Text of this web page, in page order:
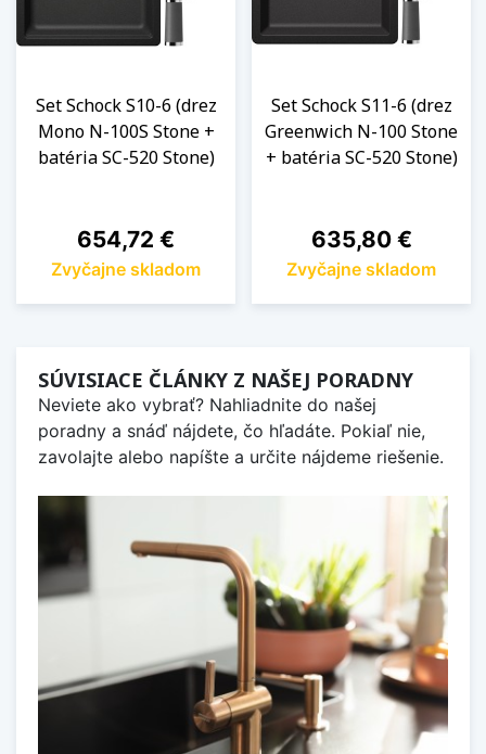
Set Schock S10-6 (drez
Mono N-100S Stone +
batéria SC-520 Stone)
Cena
654,72 €
Zvyčajne skladom
Set Schock S11-6 (drez
Greenwich N-100 Stone
+ batéria SC-520 Stone)
Cena
635,80 €
Zvyčajne skladom
SÚVISIACE ČLÁNKY Z NAŠEJ PORADNY
Neviete ako vybrať? Nahliadnite do našej
poradny a snáď nájdete, čo hľadáte. Pokiaľ nie,
zavolajte alebo napíšte a určite nájdeme riešenie.